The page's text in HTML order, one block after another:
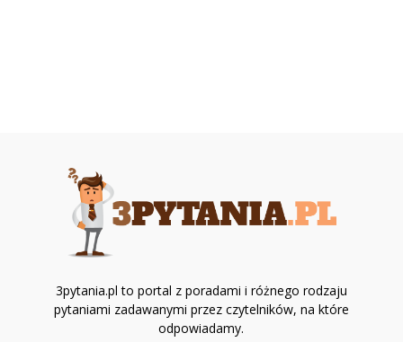
3pytania.pl to portal z poradami i różnego rodzaju
pytaniami zadawanymi przez czytelników, na które
odpowiadamy.